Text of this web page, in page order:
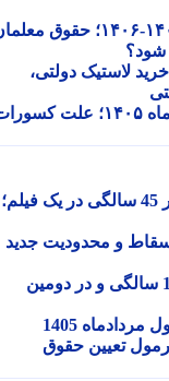
حکم حقوقی نومعلمان در سال تحصیلی ۱۴۰۵-۱۴۰۶؛ حقوق معلمان
سامانه خرید لاستیک دولتی،
کسر از حقوق بازنشستگان کشوری در تیرماه ۱۴۰۵؛ علت کسورات
عکس| سفر زمان؛ چهره فتحعلی اویسی در 45 سالگی در یک فیلم؛
و محدودیت جدید
به گذشته؛ آفرین عبیسی در 19 سالگی و در دومین
1405
تعیین حقوق